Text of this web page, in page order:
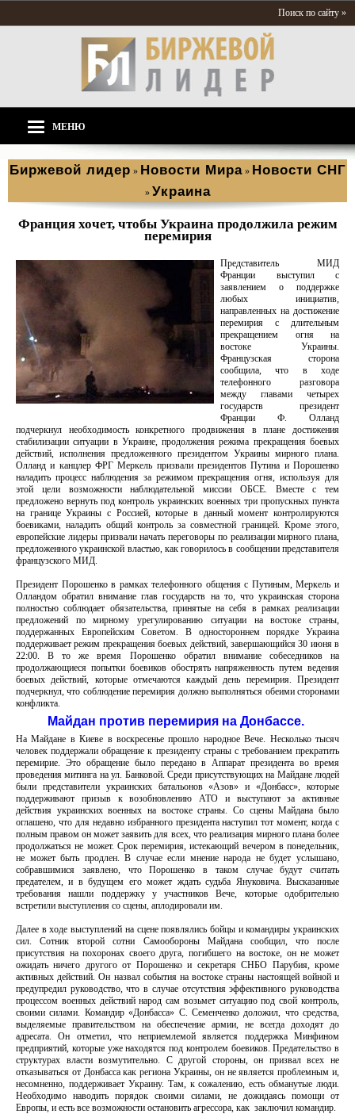
Поиск по сайту »
МЕНЮ
Биржевой лидер » Новости Мира » Новости СНГ
» Украина
Франция хочет, чтобы Украина продолжила режим
перемирия
Представитель МИД
Франции выступил с
заявлением о поддержке
любых инициатив,
направленных на достижение
перемирия с длительным
прекращением огня на
востоке Украины.
Французская сторона
сообщила, что в ходе
телефонного разговора
между главами четырех
государств президент
Франции Ф. Олланд
подчеркнул необходимость конкретного продвижения в плане достижения
стабилизации ситуации в Украине, продолжения режима прекращения боевых
действий, исполнения предложенного президентом Украины мирного плана.
Олланд и канцлер ФРГ Меркель призвали президентов Путина и Порошенко
наладить процесс наблюдения за режимом прекращения огня, используя для
этой цели возможности наблюдательной миссии ОБСЕ. Вместе с тем
предложено вернуть под контроль украинских военных три пропускных пункта
на границе Украины с Россией, которые в данный момент контролируются
боевиками, наладить общий контроль за совместной границей. Кроме этого,
европейские лидеры призвали начать переговоры по реализации мирного плана,
предложенного украинской властью, как говорилось в сообщении представителя
французского МИД.
Президент Порошенко в рамках телефонного общения с Путиным, Меркель и
Олландом обратил внимание глав государств на то, что украинская сторона
полностью соблюдает обязательства, принятые на себя в рамках реализации
предложений по мирному урегулированию ситуации на востоке страны,
поддержанных Европейским Советом. В одностороннем порядке Украина
поддерживает режим прекращения боевых действий, завершающийся 30 июня в
22:00. В то же время Порошенко обратил внимание собеседников на
продолжающиеся попытки боевиков обострять напряженность путем ведения
боевых действий, которые отмечаются каждый день перемирия. Президент
подчеркнул, что соблюдение перемирия должно выполняться обеими сторонами
конфликта.
Майдан против перемирия на Донбассе.
На Майдане в Киеве в воскресенье прошло народное Вече. Несколько тысяч
человек поддержали обращение к президенту страны с требованием прекратить
перемирие. Это обращение было передано в Аппарат президента во время
проведения митинга на ул. Банковой. Среди присутствующих на Майдане людей
были представители украинских батальонов «Азов» и «Донбасс», которые
поддерживают призыв к возобновлению АТО и выступают за активные
действия украинских военных на востоке страны. Со сцены Майдана было
оглашено, что для недавно избранного президента наступил тот момент, когда с
полным правом он может заявить для всех, что реализация мирного плана более
продолжаться не может. Срок перемирия, истекающий вечером в понедельник,
не может быть продлен. В случае если мнение народа не будет услышано,
собравшимися заявлено, что Порошенко в таком случае будут считать
предателем, и в будущем его может ждать судьба Януковича. Высказанные
требования нашли поддержку у участников Вече, которые одобрительно
встретили выступления со сцены, аплодировали им.
Далее в ходе выступлений на сцене появлялись бойцы и командиры украинских
сил. Сотник второй сотни Самообороны Майдана сообщил, что после
присутствия на похоронах своего друга, погибшего на востоке, он не может
ожидать ничего другого от Порошенко и секретаря СНБО Парубия, кроме
активных действий. Он назвал события на востоке страны настоящей войной и
предупредил руководство, что в случае отсутствия эффективного руководства
процессом военных действий народ сам возьмет ситуацию под свой контроль,
своими силами. Командир «Донбасса» С. Семенченко доложил, что средства,
выделяемые правительством на обеспечение армии, не всегда доходят до
адресата. Он отметил, что неприемлемой является поддержка Минфином
предприятий, которые уже находятся под контролем боевиков. Предательство в
структурах власти возмутительно. С другой стороны, он призвал всех не
отказываться от Донбасса как региона Украины, он не является проблемным и,
несомненно, поддерживает Украину. Там, к сожалению, есть обманутые люди.
Необходимо наводить порядок своими силами, не дожидаясь помощи от
Европы, и есть все возможности остановить агрессора, как заключил командир.